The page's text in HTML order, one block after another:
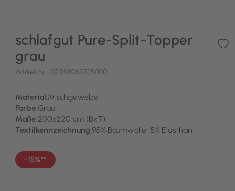
schlafgut Pure-Split-Topper
grau
Artikel-Nr.: 001298063705000
Material:Mischgewebe
Farbe:Grau
Maße:200x220 cm (BxT)
Textilkennzeichnung:95% Baumwolle, 5% Elasthan
-15%**